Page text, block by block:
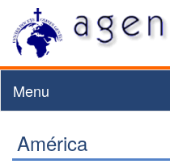
Menu
América